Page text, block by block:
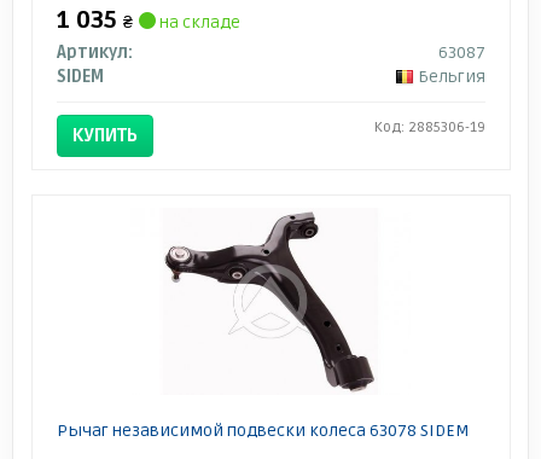
1 035 ₴
на складе
Артикул:
63087
SIDEM
Бельгия
КУПИТЬ Код: 2885306-19
Рычаг независимой подвески колеса 63078 SIDEM